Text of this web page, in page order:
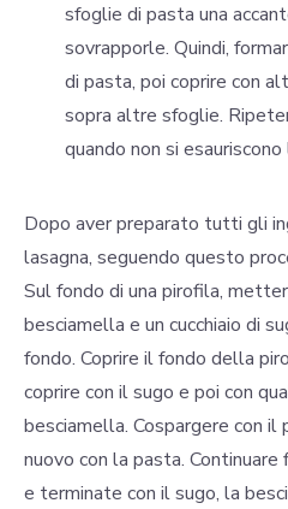
sfoglie di pasta una
sovrapporle. Quindi,
di pasta, poi coprire con
sopra altre sfoglie.
quando non si
Dopo aver preparato tutti gli
lasagna, seguendo questo
Sul fondo di una pirofila,
besciamella e un cucchiaio di
fondo. Coprire il fondo della
coprire con il sugo e poi con
besciamella. Cospargere con il
nuovo con la pasta.
e terminate con il sugo, la